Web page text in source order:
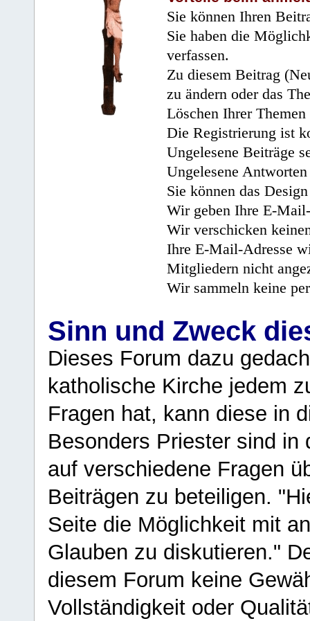
Sie können Ihren
Sie haben die
verfassen.
Zu diesem Beitrag
zu ändern oder das
Löschen Ihrer
Die Registrierung ist
Ungelesene Beiträge
Ungelesene
Sie können das
Wir geben Ihre E-
Wir verschicken
Ihre E-Mail-Adresse
Mitgliedern nicht
Wir sammeln keine
Sinn und Zweck
Dieses Forum dazu
katholische Kirche jedem
Fragen hat, kann diese in
Besonders Priester sind in
auf verschiedene Fragen
Beiträgen zu beteiligen.
Seite die Möglichkeit mit
Glauben zu diskutieren."
diesem Forum keine
Vollständigkeit oder